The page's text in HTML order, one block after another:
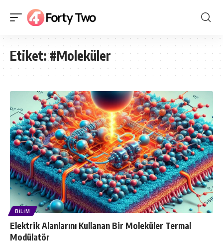
Etiket:#Moleküler
BILIM
Elektrik Alanlarını Kullanan Bir Moleküler Termal
Modülatör